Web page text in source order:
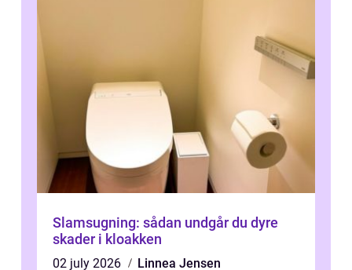
Slamsugning: sådan undgår du dyre
skader i kloakken
02 july 2026
Linnea Jensen